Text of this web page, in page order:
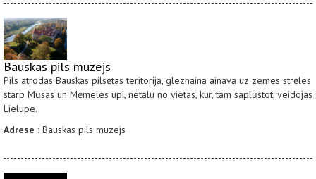
Bauskas pils muzejs
Pils atrodas Bauskas pilsētas teritorijā, gleznainā ainavā uz zemes strēles
starp Mūsas un Mēmeles upi, netālu no vietas, kur, tām saplūstot, veidojas
Lielupe.
Adrese : Bauskas pils muzejs